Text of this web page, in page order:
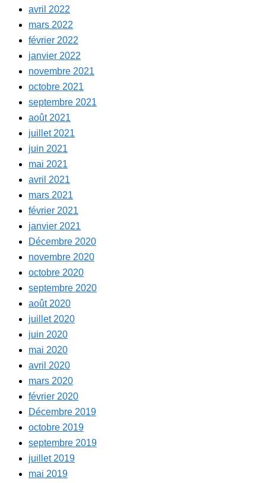
avril 2022
mars 2022
février 2022
janvier 2022
novembre 2021
octobre 2021
septembre 2021
août 2021
juillet 2021
juin 2021
mai 2021
avril 2021
mars 2021
février 2021
janvier 2021
Décembre 2020
novembre 2020
octobre 2020
septembre 2020
août 2020
juillet 2020
juin 2020
mai 2020
avril 2020
mars 2020
février 2020
Décembre 2019
octobre 2019
septembre 2019
juillet 2019
mai 2019